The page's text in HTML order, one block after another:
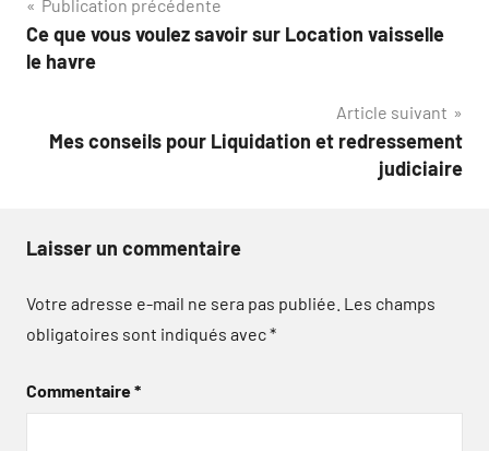
Navigation
de
Publication précédente
Ce que vous voulez savoir sur Location vaisselle
le havre
Article suivant
Mes conseils pour Liquidation et redressement
judiciaire
Laisser un commentaire
Votre adresse e-mail ne sera pas publiée. Les champs
obligatoires sont indiqués avec*
Commentaire*